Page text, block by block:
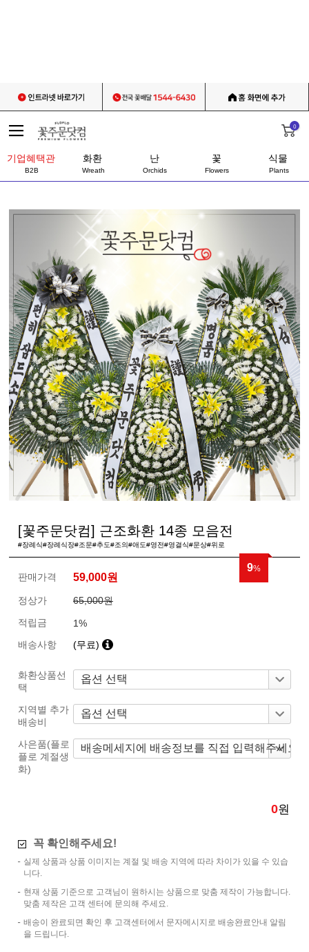
0
기업혜택관
B2B
화환
Wreath
난
Orchids
꽃
Flowers
식물
Plants
[꽃주문닷컴] 근조화환 14종 모음전
#장례식#장례식장#조문#추도#조의#애도#영전#영결식#문상#위로
9%
판매가격 59,000원
정상가
65,000원
적립금
1%
배송사항
(무료)
화환상품선
택
지역별 추가
배송비
사은품(플로
플로 계절생
화)
0원
꼭 확인해주세요!
실제 상품과 상품 이미지는 계절 및 배송 지역에 따라 차이가 있을 수 있습
니다.
현재 상품 기준으로 고객님이 원하시는 상품으로 맞춤 제작이 가능합니다.
맞춤 제작은 고객 센터에 문의해 주세요.
배송이 완료되면 확인 후 고객센터에서 문자메시지로 배송완료안내 알림
을 드립니다.